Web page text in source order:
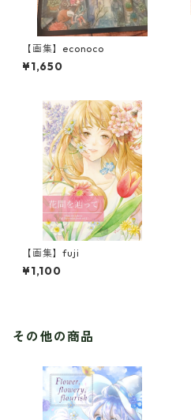
【画集】econoco
¥1,650
【画集】fuji
¥1,100
その他の商品